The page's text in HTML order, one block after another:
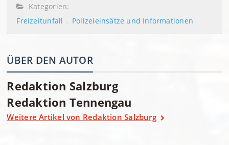
Kategorien:
Freizeitunfall
Polizeieinsätze und Informationen
ÜBER DEN AUTOR
Redaktion Salzburg
Redaktion Tennengau
Weitere Artikel von Redaktion Salzburg